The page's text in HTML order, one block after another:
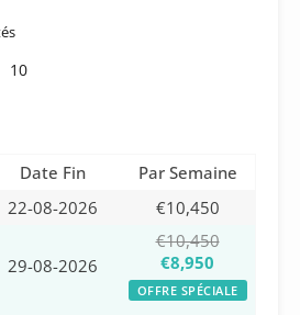
10
Date Fin
Par Semaine
22-08-2026 €10,450
29-08-2026
€10,450
€8,950
OFFRE SPÉCIALE